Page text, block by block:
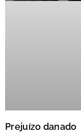
Prejuízo danado